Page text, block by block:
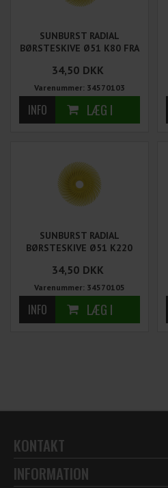
SUNBURST RADIAL
BØRSTESKIVE Ø51 K80 FRA
34,50 DKK
Varenummer: 34570103
SUNBURST RADIAL
BØRSTESKIVE Ø51 K220
34,50 DKK
Varenummer: 34570105
KONTAKT
INFORMATION